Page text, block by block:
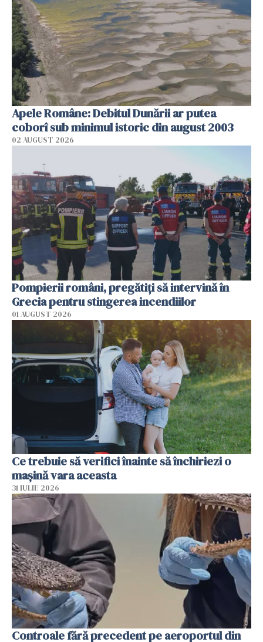
Apele Române: Debitul Dunării ar putea
coborî sub minimul istoric din august 2003
02 AUGUST 2026
Pompierii români, pregătiţi să intervină în
Grecia pentru stingerea incendiilor
01 AUGUST 2026
Ce trebuie să verifici înainte să închiriezi o
mașină vara aceasta
31 IULIE 2026
Controale fără precedent pe aeroportul din